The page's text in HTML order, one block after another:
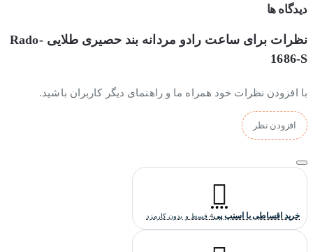
باشد. 8 عدد نگین کار شده در داخل صفحه جلوه خاصی به آن داده است.
قطر صفحه مدل مردانه 40 و مدل زنانه 34 میلی متر می باشد و قفل بند
دیدگاه ها
نظرات برای ساعت رادو مردانه بند حصیری طلایی Rado-
1686-S
با افزودن نظرات خود همراه ما و راهنمای دیگر کاربران باشید.
افزودن نظر
خرید اقساطی با اسنپ پی4 قسط و بدون کارمزد